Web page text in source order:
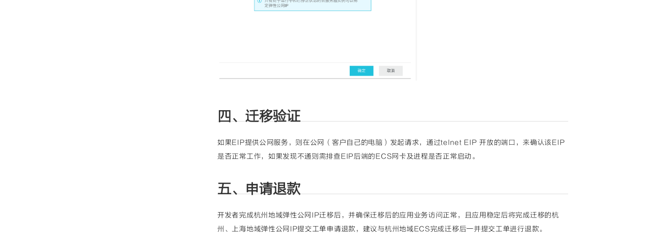
四、迁移验证
如果EIP提供公网服务，则在公网（客户自己的电脑）发起请求，通过telnet EIP 开放的端口，来确认该EIP
是否正常工作，如果发现不通则需排查EIP后端的ECS网卡及进程是否正常启动。
五、申请退款
开发者完成杭州地域弹性公网IP迁移后，并确保迁移后的应用业务访问正常，且应用稳定后将完成迁移的杭
州、上海地域弹性公网IP提交工单申请退款，建议与杭州地域ECS完成迁移后一并提交工单进行退款。